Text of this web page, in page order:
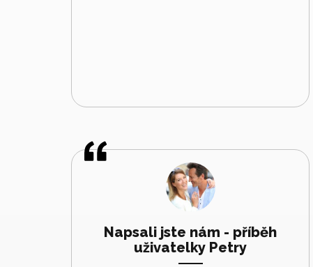
Napsali jste nám - příběh
uživatelky Petry